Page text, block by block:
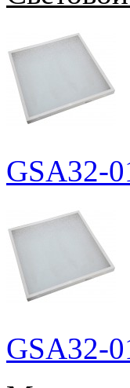
GSA32-
GSA32-